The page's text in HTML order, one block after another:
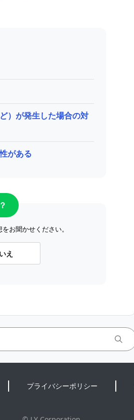
）が発生した場合の対
がある
お聞かせください。
え
プライバシーポリシー